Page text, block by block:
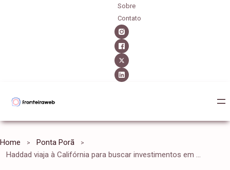
Sobre
Contato
Home
Ponta Porã
Haddad viaja à Califórnia para buscar investimentos em data centers